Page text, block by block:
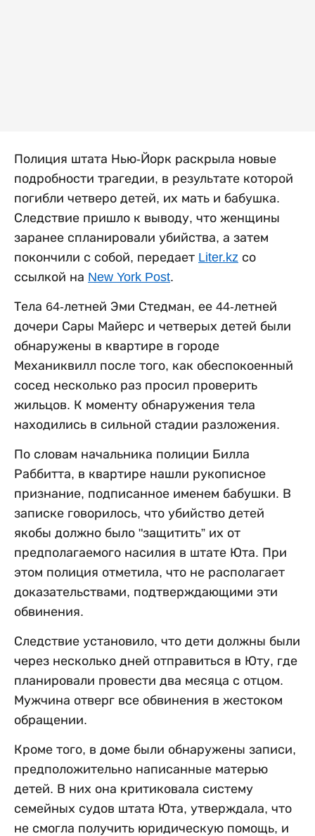
Полиция штата Нью-Йорк раскрыла новые
подробности трагедии, в результате которой
погибли четверо детей, их мать и бабушка.
Следствие пришло к выводу, что женщины
заранее спланировали убийства, а затем
покончили с собой, передает Liter.kz со
ссылкой на New York Post.
Тела 64-летней Эми Стедман, ее 44-летней
дочери Сары Майерс и четверых детей были
обнаружены в квартире в городе
Механиквилл после того, как обеспокоенный
сосед несколько раз просил проверить
жильцов. К моменту обнаружения тела
находились в сильной стадии разложения.
По словам начальника полиции Билла
Раббитта, в квартире нашли рукописное
признание, подписанное именем бабушки. В
записке говорилось, что убийство детей
якобы должно было "защитить” их от
предполагаемого насилия в штате Юта. При
этом полиция отметила, что не располагает
доказательствами, подтверждающими эти
обвинения.
Следствие установило, что дети должны были
через несколько дней отправиться в Юту, где
планировали провести два месяца с отцом.
Мужчина отверг все обвинения в жестоком
обращении.
Кроме того, в доме были обнаружены записи,
предположительно написанные матерью
детей. В них она критиковала систему
семейных судов штата Юта, утверждала, что
не смогла получить юридическую помощь, и